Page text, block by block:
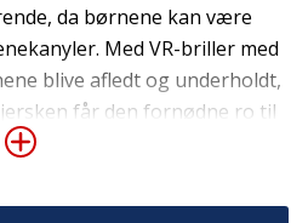
da børnene kan være
Med VR-briller med
blive afledt og underholdt,
får den fornødne ro til
er målrettet børn under
taget en blodprøve eller lagt
og TryghedsGruppens